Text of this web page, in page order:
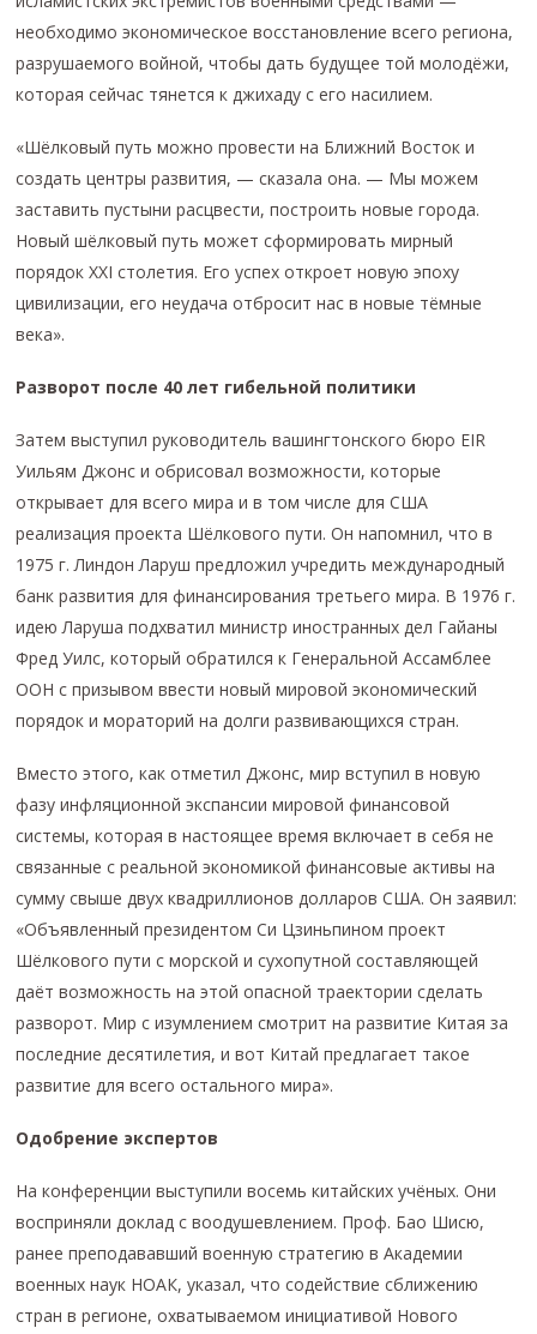
необходимо экономическое восстановление всего региона,
разрушаемого войной, чтобы дать будущее той молодёжи,
которая сейчас тянется к джихаду с его насилием.
«Шёлковый путь можно провести на Ближний Восток и
создать центры развития, — сказала она. — Мы можем
заставить пустыни расцвести, построить новые города.
Новый шёлковый путь может сформировать мирный
порядок XXI столетия. Его успех откроет новую эпоху
цивилизации, его неудача отбросит нас в новые тёмные
века».
Разворот после 40 лет гибельной политики
Затем выступил руководитель вашингтонского бюро EIR
Уильям Джонс и обрисовал возможности, которые
открывает для всего мира и в том числе для США
реализация проекта Шёлкового пути. Он напомнил, что в
1975 г. Линдон Ларуш предложил учредить международный
банк развития для финансирования третьего мира. В 1976 г.
идею Ларуша подхватил министр иностранных дел Гайаны
Фред Уилс, который обратился к Генеральной Ассамблее
ООН с призывом ввести новый мировой экономический
порядок и мораторий на долги развивающихся стран.
Вместо этого, как отметил Джонс, мир вступил в новую
фазу инфляционной экспансии мировой финансовой
системы, которая в настоящее время включает в себя не
связанные с реальной экономикой финансовые активы на
сумму свыше двух квадриллионов долларов США. Он заявил:
«Объявленный президентом Си Цзиньпином проект
Шёлкового пути с морской и сухопутной составляющей
даёт возможность на этой опасной траектории сделать
разворот. Мир с изумлением смотрит на развитие Китая за
последние десятилетия, и вот Китай предлагает такое
развитие для всего остального мира».
Одобрение экспертов
На конференции выступили восемь китайских учёных. Они
восприняли доклад с воодушевлением. Проф. Бао Шисю,
ранее преподававший военную стратегию в Академии
военных наук НОАК, указал, что содействие сближению
стран в регионе, охватываемом инициативой Нового